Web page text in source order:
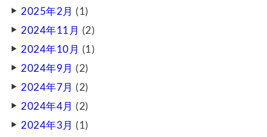
2025年2月 (1)
2024年11月 (2)
2024年10月 (1)
2024年9月 (2)
2024年7月 (2)
2024年4月 (2)
2024年3月 (1)